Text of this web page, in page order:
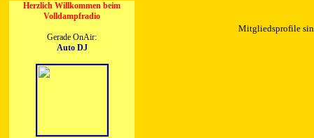
Herzlich Willkommen beim
Volldampfradio
Gerade OnAir:
Auto DJ
Mitgliedsprofile